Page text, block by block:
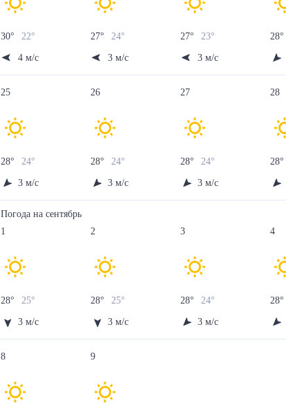
30° 22
4 м/с
27° 24
3 м/с
27° 23°
3 м/с
28°
25
28° 24
3 м/с
26
28° 24
3 м/с
27
28° 24
3 м/с
28
28°
Погода насентябрь
1
28° 25
3 м/с
2
28° 25
3 м/с
3
28° 24
3 м/с
4
28°
8 9